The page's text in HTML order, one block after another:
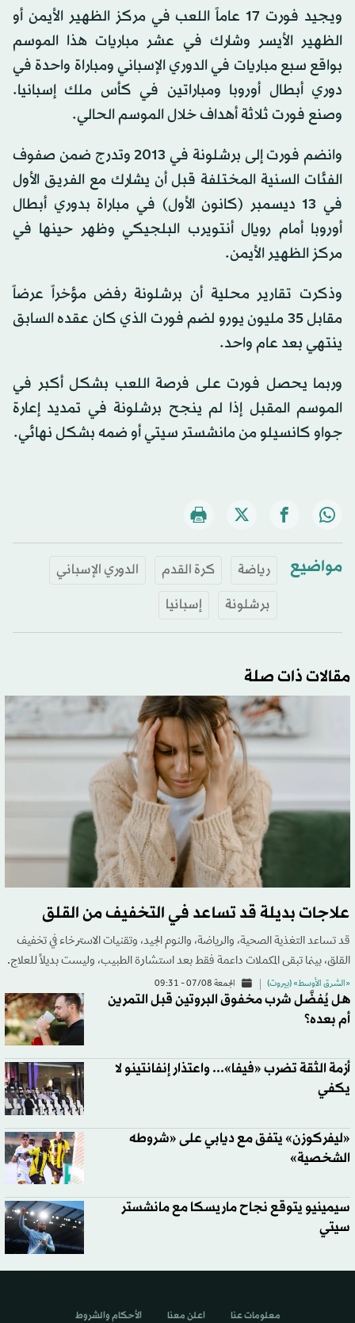
ويجيد فورت 17 عاماً اللعب في مركز الظهير الأيمن أو
الظهير الأيسر وشارك في عشر مباريات هذا الموسم
بواقع سبع مباريات في الدوري الإسباني ومباراة واحدة في
دوري أبطال أوروبا ومباراتين في كأس ملك إسبانيا.
وصنع فورت ثلاثة أهداف خلال الموسم الحالي.
وانضم فورت إلى برشلونة في 2013 وتدرج ضمن صفوف
الفئات السنية المختلفة قبل أن يشارك مع الفريق الأول
في 13 ديسمبر (كانون الأول) في مباراة بدوري أبطال
أوروبا أمام رويال أنتويرب البلجيكي وظهر حينها في
مركز الظهير الأيمن.
وذكرت تقارير محلية أن برشلونة رفض مؤخراً عرضاً
مقابل 35 مليون يورو لضم فورت الذي كان عقده السابق
ينتهي بعد عام واحد.
وربما يحصل فورت على فرصة اللعب بشكل أكبر في
الموسم المقبل إذا لم ينجح برشلونة في تمديد إعارة
جواو كانسيلو من مانشستر سيتي أو ضمه بشكل نهائي.
مواضيع رياضة كرة القدم
الدوري الإسباني
برشلونة
إسبانيا
مقالات ذات صلة
علاجات بديلة قد تساعد في التخفيف من القلق
قد تساعد التغذية الصحية، والرياضة، والنوم الجيد، وتقنيات الاسترخاء في تخفيف
القلق، بينما تبقى المكملات داعمة فقط بعد استشارة الطبيب، وليست بديلاً للعلاج.
«الشرق الأوسط» (بيروت) الجمعة 07/08 - 09:31
هل يُفضَّل شرب مخفوق البروتين قبل التمرين
أم بعده؟
أزمة الثقة تضرب «فيفا»... واعتذار إنفانتينو لا
يكفي
«ليفركوزن» يتفق مع ديابي على «شروطه
الشخصية»
سيمينيو يتوقع نجاح ماريسكا مع مانشستر
سيتي
معلومات عنا اعلن معنا الأحكام والشروط